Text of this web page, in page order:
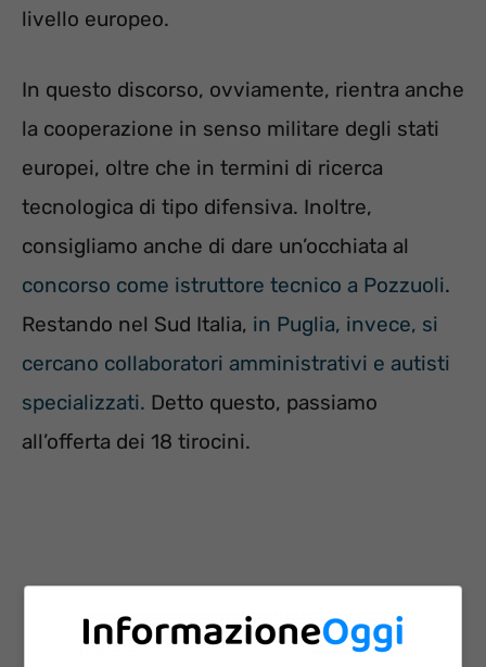
livello europeo.
In questo discorso, ovviamente, rientra anche
la cooperazione in senso militare degli stati
europei, oltre che in termini di ricerca
tecnologica di tipo difensiva. Inoltre,
consigliamo anche di dare un’occhiata al
concorso come istruttore tecnico a Pozzuoli.
Restando nel Sud Italia, in Puglia, invece, si
cercano collaboratori amministrativi e autisti
specializzati. Detto questo, passiamo
all’offerta dei 18 tirocini.